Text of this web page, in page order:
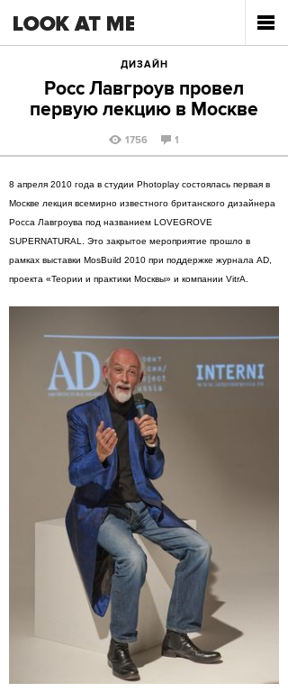
ДИЗАЙН
Росс Лавгроув провел
первую лекцию в Москве
1756 1
8 апреля 2010 года в студии Photoplay состоялась первая в
Москве лекция всемирно известного британского дизайнера
Росса Лавгроува под названием LOVEGROVE
SUPERNATURAL. Это закрытое мероприятие прошло в
рамках выставки MosBuild 2010 при поддержке журнала AD,
проекта «Теории и практики Москвы» и компании VitrA.